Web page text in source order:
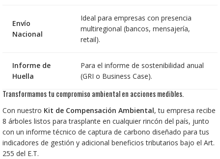
Envío
Nacional
Ideal para empresas con presencia
multiregional (bancos, mensajería,
retail).
Informe de
Huella
Para el informe de sostenibilidad anual
(GRI o Business Case).
Transformamos tu compromiso ambiental en acciones medibles.
Con nuestro Kit de Compensación Ambiental, tu empresa recibe
8 árboles listos para trasplante en cualquier rincón del país, junto
con un informe técnico de captura de carbono diseñado para tus
indicadores de gestión y adicional beneficios tributarios bajo el Art.
255 del E.T.